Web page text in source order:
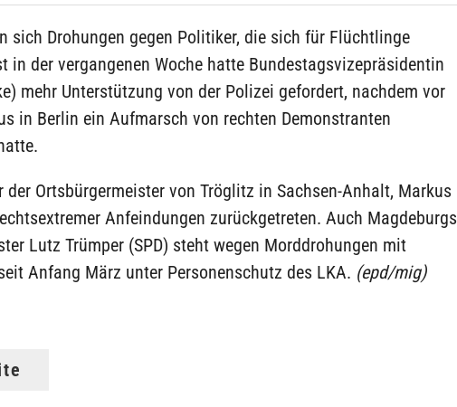
sich Drohungen gegen Politiker, die sich für Flüchtlinge
in der vergangenen Woche hatte Bundestagsvizepräsidentin
mehr Unterstützung von der Polizei gefordert, nachdem vor
in Berlin ein Aufmarsch von rechten Demonstranten
der Ortsbürgermeister von Tröglitz in Sachsen-Anhalt, Markus
Anfeindungen zurückgetreten. Auch Magdeburgs
Lutz Trümper (SPD) steht wegen Morddrohungen mit
Anfang März unter Personenschutz des LKA. (epd/mig)